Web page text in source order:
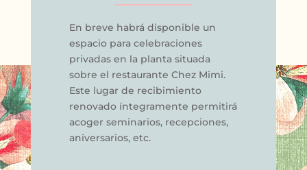
En breve habrá disponible un
espacio para celebraciones
privadas en la planta situada
sobre el restaurante Chez Mimi.
Este lugar de recibimiento
renovado íntegramente permitirá
acoger seminarios, recepciones,
aniversarios, etc.